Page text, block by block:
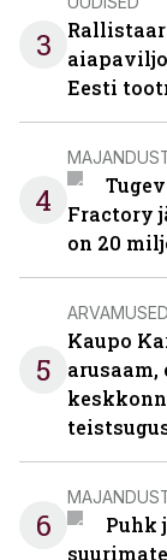
3
Eesti
4
Fractory
on 20
5
ARVAMUSED
Kaupo
6
Puhk